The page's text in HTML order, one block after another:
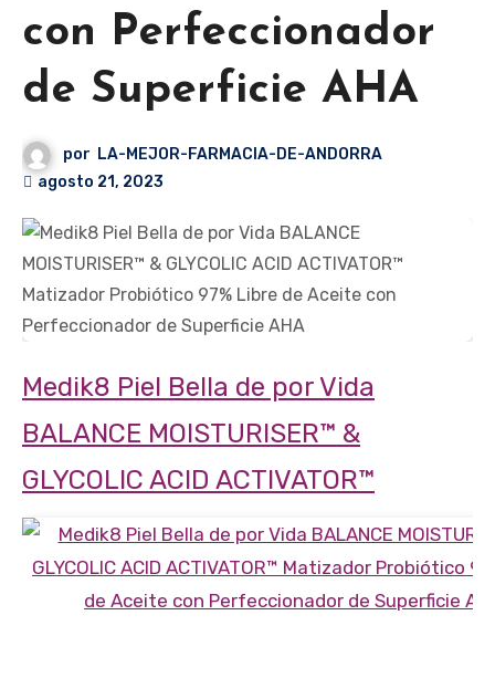
con Perfeccionador
de Superficie AHA
por LA-MEJOR-FARMACIA-DE-ANDORRA
agosto 21, 2023
Medik8 Piel Bella de por Vida
BALANCE MOISTURISER™ &
GLYCOLIC ACID ACTIVATOR™